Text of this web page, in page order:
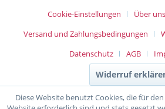
Cookie-Einstellungen
Über uns
Versand und Zahlungsbedingungen
Datenschutz
AGB
Widerruf
Diese Website benutzt Cookies, die für